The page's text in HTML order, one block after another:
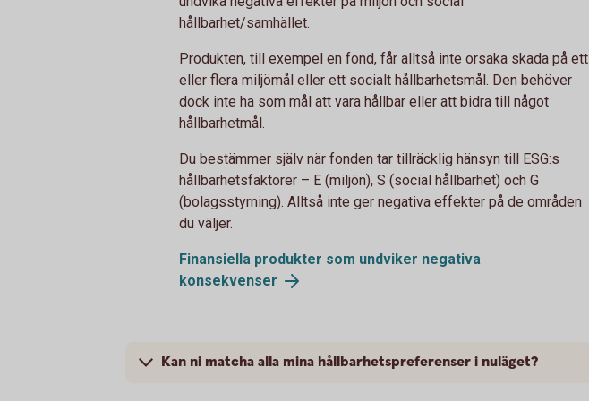
hållbarhet/samhället.
Produkten, till exempel en fond, får alltså inte orsaka skada på ett
eller flera miljömål eller ett socialt hållbarhetsmål. Den behöver
dock inte ha som mål att vara hållbar eller att bidra till något
hållbarhetmål.
Du bestämmer själv när fonden tar tillräcklig hänsyn till ESG:s
hållbarhetsfaktorer – E (miljön), S (social hållbarhet) och G
(bolagsstyrning). Alltså inte ger negativa effekter på de områden
du väljer.
Finansiella produkter som undviker negativa
konsekvenser
Kan ni matcha alla mina hållbarhetspreferenser i nuläget?